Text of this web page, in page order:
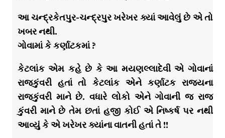
આ ચન્દ્રકેતપુર-ચન્દ્રપુર ખરેખર ક્યાં આવેલું છે એ તો
ખબર નથી.
ગોવામાં કે કર્ણાટકમાં ?
કેટલાંક એમ કહે છે કે આ મયણલ્લાદેવી એ ગોવાનાં
રાજકુંવરી હતાં તો કેટલાંક એને કર્ણાટક રાજ્યના
રાજકુંવરી માને છે. વધારે લોકો એને ગોવાની જ રાજ
કુંવરી માને છે તેમ છતાં હજી કોઈ એ નિષ્કર્ષ પર નથી
આવ્યું કે એ ખરેખર ક્યાંના વાતની હતાં તે !!